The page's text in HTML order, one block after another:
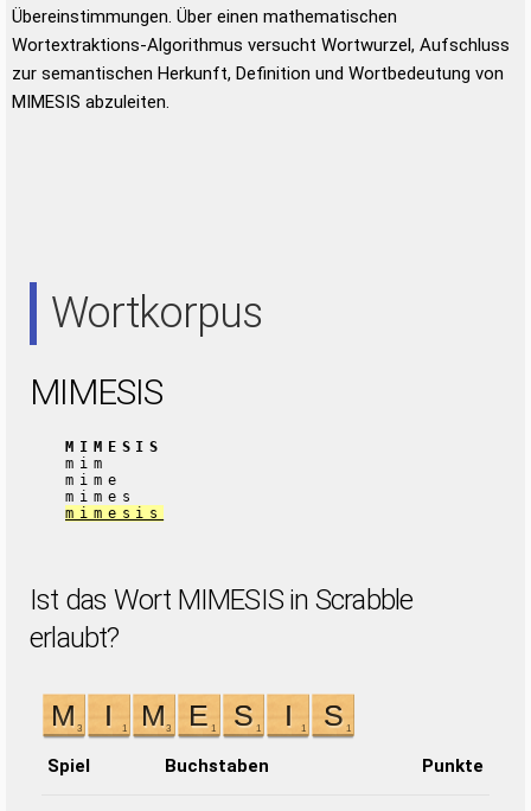
Übereinstimmungen. Über einen mathematischen
Wortextraktions-Algorithmus versucht Wortwurzel, Aufschluss
zur semantischen Herkunft, Definition und Wortbedeutung von
MIMESIS abzuleiten.
Wortkorpus
MIMESIS
MIMESIS
mim
mime
mimes
mimesis
Ist das Wort MIMESIS in Scrabble
erlaubt?
Spiel Buchstaben Punkte